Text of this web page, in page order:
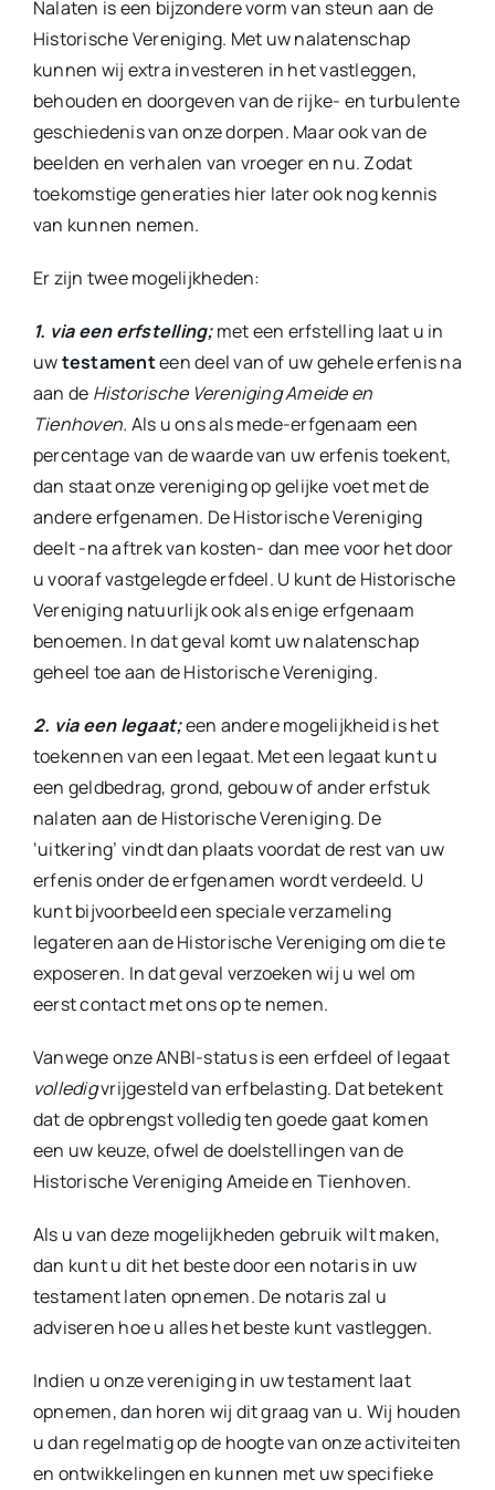
Nalaten is een bijzondere vorm van steun aan de
Historische Vereniging. Met uw nalatenschap
kunnen wij extra investeren in het vastleggen,
behouden en doorgeven van de rijke- en turbulente
geschiedenis van onze dorpen. Maar ook van de
beelden en verhalen van vroeger en nu. Zodat
toekomstige generaties hier later ook nog kennis
van kunnen nemen.
Er zijn twee mogelijkheden:
1. via een erfstelling; met een erfstelling laat u in
uwtestamenteen deel van of uw gehele erfenis na
aan de Historische Vereniging Ameide en
Tienhoven. Als u ons als mede-erfgenaam een
percentage van de waarde van uw erfenis toekent,
dan staat onze vereniging op gelijke voet met de
andere erfgenamen. De Historische Vereniging
deelt -na aftrek van kosten- dan mee voor het door
u vooraf vastgelegde erfdeel. U kunt de Historische
Vereniging natuurlijk ook als enige erfgenaam
benoemen. In dat geval komt uw nalatenschap
geheel toe aan de Historische Vereniging.
2. via een legaat;een andere mogelijkheid is het
toekennen van een legaat. Met een legaat kunt u
een geldbedrag, grond, gebouw of ander erfstuk
nalaten aan de Historische Vereniging. De
‘uitkering’ vindt dan plaats voordat de rest van uw
erfenis onder de erfgenamen wordt verdeeld. U
kunt bijvoorbeeld een speciale verzameling
legateren aan de Historische Vereniging om die te
exposeren. In dat geval verzoeken wij u wel om
eerst contact met ons op te nemen.
Vanwege onze ANBI-status is een erfdeel of legaat
volledigvrijgesteld van erfbelasting. Dat betekent
dat de opbrengst volledig ten goede gaat komen
een uw keuze, ofwel de doelstellingen van de
Historische Vereniging Ameide en Tienhoven.
Als u van deze mogelijkheden gebruik wilt maken,
dan kunt u dit het beste door een notaris in uw
testament laten opnemen. De notaris zal u
adviseren hoe u alles het beste kunt vastleggen.
Indien u onze vereniging in uw testament laat
opnemen, dan horen wij dit graag van u. Wij houden
u dan regelmatig op de hoogte van onze activiteiten
en ontwikkelingen en kunnen met uw specifieke